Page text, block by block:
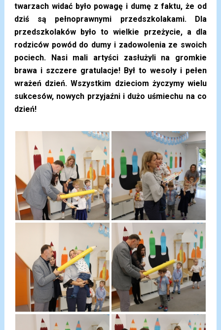
twarzach widać było powagę i dumę z faktu, że od
dziś są pełnoprawnymi przedszkolakami. Dla
przedszkolaków było to wielkie przeżycie, a dla
rodziców powód do dumy i zadowolenia ze swoich
pociech. Nasi mali artyści zasłużyli na gromkie
brawa i szczere gratulacje! Był to wesoły i pełen
wrażeń dzień. Wszystkim dzieciom życzymy wielu
sukcesów, nowych przyjaźni i dużo uśmiechu na co
dzień!